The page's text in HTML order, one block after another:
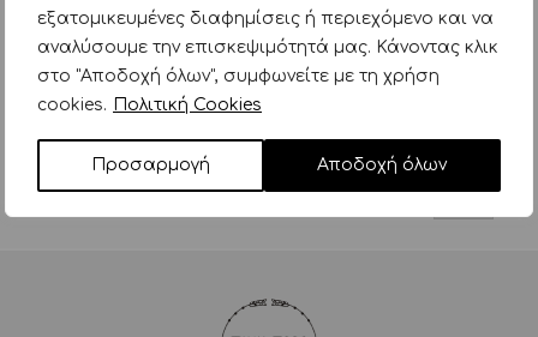
εξατομικευμένες διαφημίσεις ή περιεχόμενο και να
αναλύσουμε την επισκεψιμότητά μας. Κάνοντας κλικ
στο "Αποδοχή όλων", συμφωνείτε με τη χρήση
cookies. Πολιτική Cookies
Προσαρμογή Αποδοχή όλων
studio loco αφίσα world
wallposter 50x70cm
studio loco αφίσα sunset